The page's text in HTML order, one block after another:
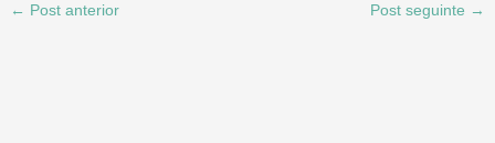
← Post anterior Post seguinte →